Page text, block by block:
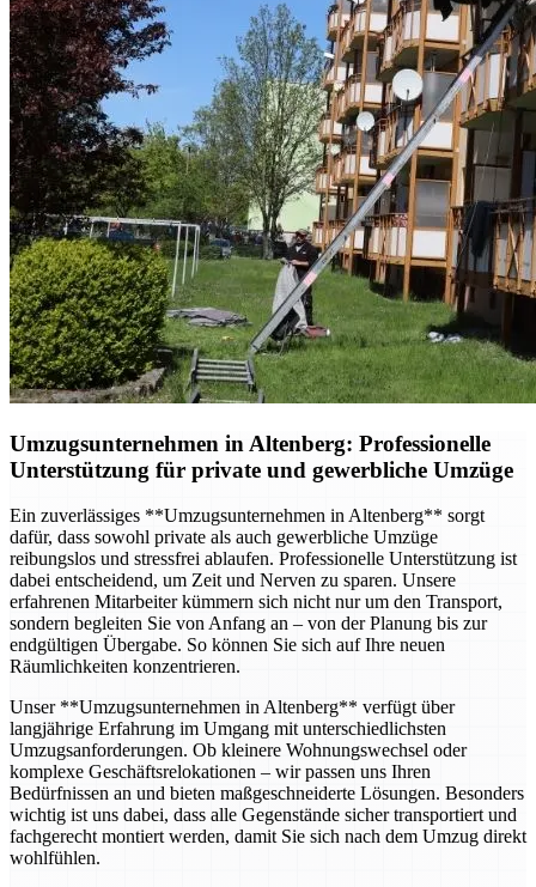
Umzugsunternehmen in Altenberg: Professionelle
Unterstützung für private und gewerbliche Umzüge
Ein zuverlässiges **Umzugsunternehmen in Altenberg** sorgt
dafür, dass sowohl private als auch gewerbliche Umzüge
reibungslos und stressfrei ablaufen. Professionelle Unterstützung ist
dabei entscheidend, um Zeit und Nerven zu sparen. Unsere
erfahrenen Mitarbeiter kümmern sich nicht nur um den Transport,
sondern begleiten Sie von Anfang an – von der Planung bis zur
endgültigen Übergabe. So können Sie sich auf Ihre neuen
Räumlichkeiten konzentrieren.
Unser **Umzugsunternehmen in Altenberg** verfügt über
langjährige Erfahrung im Umgang mit unterschiedlichsten
Umzugsanforderungen. Ob kleinere Wohnungswechsel oder
komplexe Geschäftsrelokationen – wir passen uns Ihren
Bedürfnissen an und bieten maßgeschneiderte Lösungen. Besonders
wichtig ist uns dabei, dass alle Gegenstände sicher transportiert und
fachgerecht montiert werden, damit Sie sich nach dem Umzug direkt
wohlfühlen.